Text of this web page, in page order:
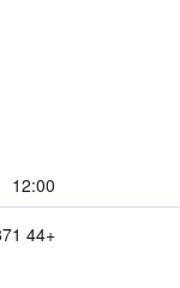
12:00
+44 871 559 1892